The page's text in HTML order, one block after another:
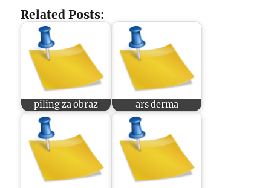
Related Posts:
piling za obraz ars derma